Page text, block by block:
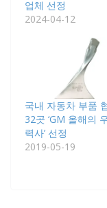
업체 선정
2024-04-12
국내 자동차 부품
32곳 ‘GM 올해의
력사’ 선정
2019-05-19